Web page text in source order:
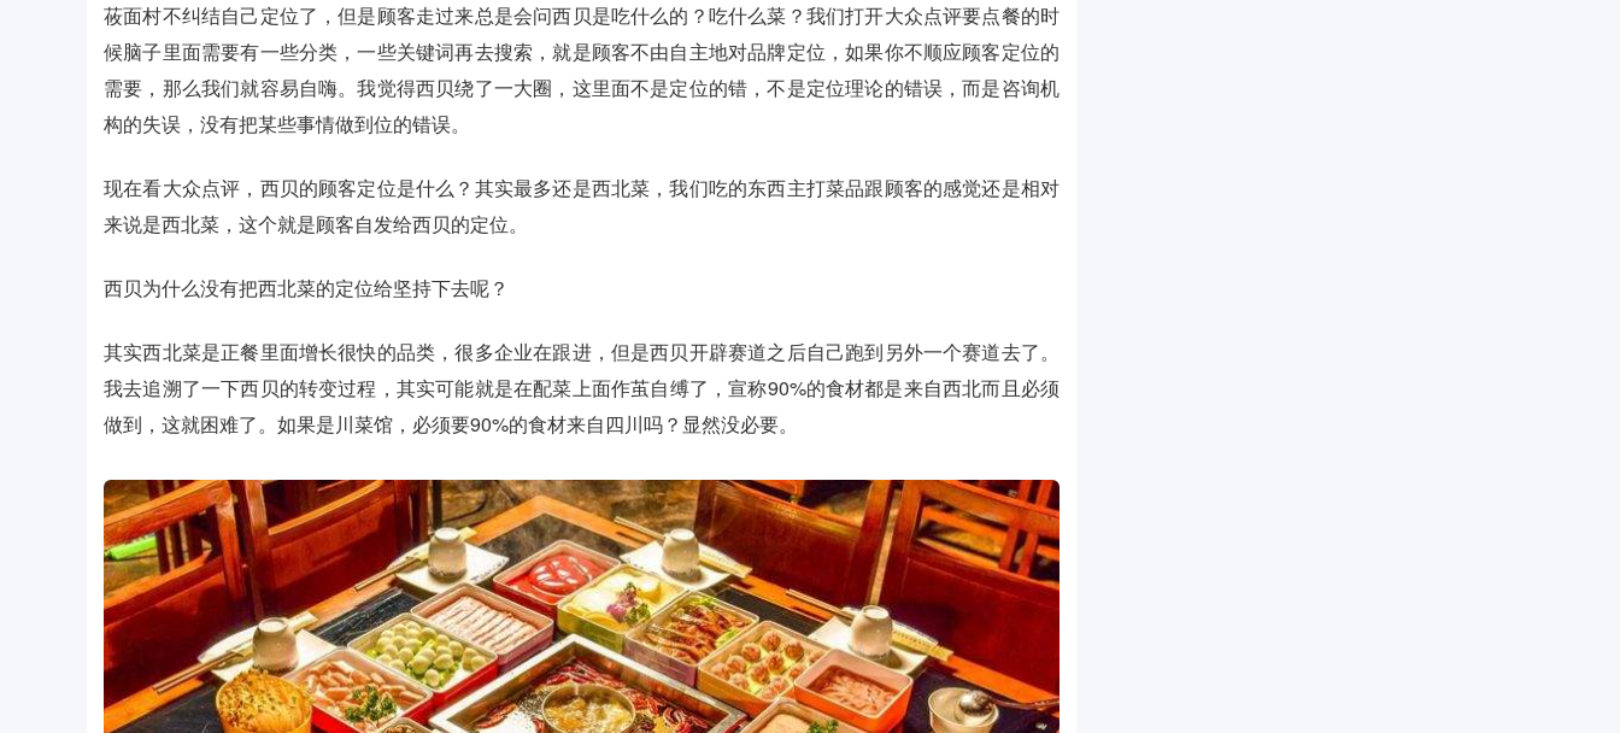
莜面村不纠结自己定位了，但是顾客走过来总是会问西贝是吃什么的？吃什么菜？我们打开大众点评要点餐的时
候脑子里面需要有一些分类，一些关键词再去搜索，就是顾客不由自主地对品牌定位，如果你不顺应顾客定位的
需要，那么我们就容易自嗨。我觉得西贝绕了一大圈，这里面不是定位的错，不是定位理论的错误，而是咨询机
构的失误，没有把某些事情做到位的错误。
现在看大众点评，西贝的顾客定位是什么？其实最多还是西北菜，我们吃的东西主打菜品跟顾客的感觉还是相对
来说是西北菜，这个就是顾客自发给西贝的定位。
西贝为什么没有把西北菜的定位给坚持下去呢？
其实西北菜是正餐里面增长很快的品类，很多企业在跟进，但是西贝开辟赛道之后自己跑到另外一个赛道去了。
我去追溯了一下西贝的转变过程，其实可能就是在配菜上面作茧自缚了，宣称90%的食材都是来自西北而且必须
做到，这就困难了。如果是川菜馆，必须要90%的食材来自四川吗？显然没必要。